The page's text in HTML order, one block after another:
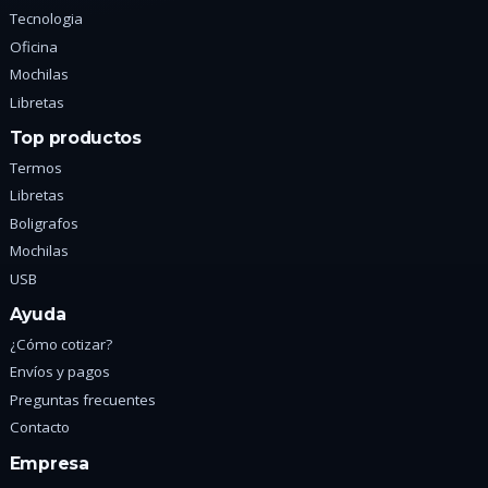
Tecnologia
Oficina
Mochilas
Libretas
Top productos
Termos
Libretas
Boligrafos
Mochilas
USB
Ayuda
¿Cómo cotizar?
Envíos y pagos
Preguntas frecuentes
Contacto
Empresa